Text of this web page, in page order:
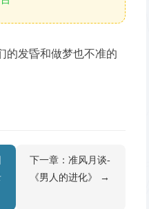
的发昏和做梦也不准的
下一章：准风月谈-
《男人的进化》 →